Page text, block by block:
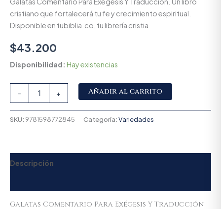
cristiano que fortalecerá tu fe y crecimiento espiritual.
Disponible en tubiblia.co, tu librería cristia
$43.200
Disponibilidad: Hay existencias
- + Añadir al carrito
SKU: 9781598772845 Categoría:Variedades
Descripción
Galatas Comentario Para Exégesis Y Traducción